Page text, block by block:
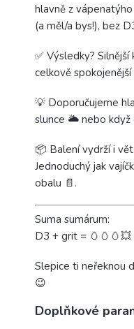
hlavně z
(a měl/a bys!), bez
✅ Výsledky?
celkově spokojenější
💡 Doporučujeme
slunce 🌥️ nebo když
📦 Balení vydrží i
Jednoduchý jak
obalu 📄.
Suma sumárum:
D3 + grit = 🥚🥚🥚💥
Slepice ti neřeknou
😉
Doplňkové